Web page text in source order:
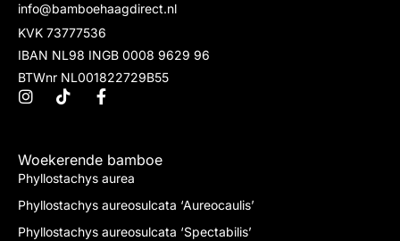
info@bamboehaagdirect.nl
KVK 73777536
IBAN NL98 INGB 0008 9629 96
BTWnr NL001822729B55
Woekerende bamboe
Phyllostachys aurea
Phyllostachys aureosulcata ‘Aureocaulis’
Phyllostachys aureosulcata ‘Spectabilis’